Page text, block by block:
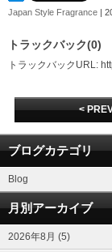
Japan Style Fragrance |
トラックバック(0)
トラックバックURL:
<
ブログカテゴリ
Blog
月別アーカイブ
2026年8月 (5)